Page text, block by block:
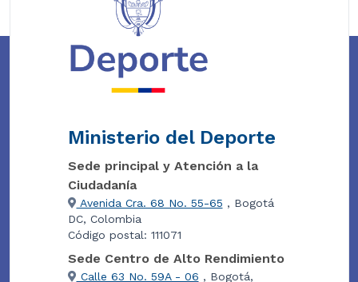
Ministerio del Deporte
Sede principal y Atención a la
Ciudadanía
Avenida Cra. 68 No. 55-65 , Bogotá
DC, Colombia
Código postal: 111071
Sede Centro de Alto Rendimiento
Calle 63 No. 59A - 06 , Bogotá,